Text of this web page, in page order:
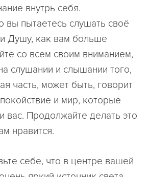
внутрь себя.
вы пытаетесь слушать своё
Душу, как вам больше
со всем своим вниманием,
слушании и слышании того,
часть, может быть, говорит
и мир, которые
вас. Продолжайте делать это
нравится.
себе, что в центре вашей